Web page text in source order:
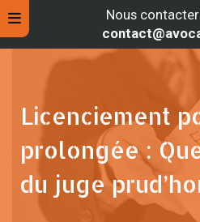
Nous
Licenciement
prolongée :
du juge